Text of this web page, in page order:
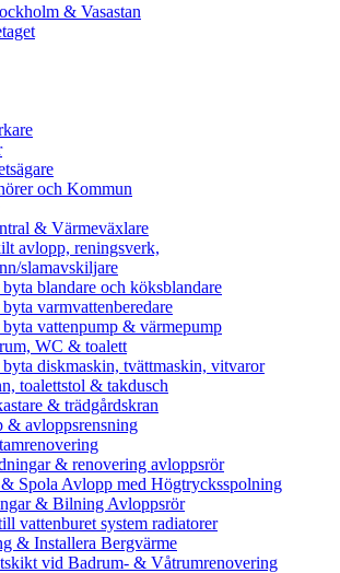
& Vasastan
och Kommun
& Värmeväxlare
avlopp, reningsverk,
slamavskiljare
blandare och köksblandare
varmvattenberedare
vattenpump & värmepump
WC & toalett
diskmaskin, tvättmaskin, vitvaror
toalettstol & takdusch
& trädgårdskran
& avloppsrensning
& renovering avloppsrör
Spola Avlopp med Högtrycksspolning
& Bilning Avloppsrör
vattenburet system radiatorer
& Installera Bergvärme
vid Badrum- & Våtrumrenovering